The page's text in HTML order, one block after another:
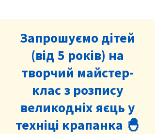
Запрошуємо дітей
(від 5 років) на
творчий майстер-
клас з розпису
великодніх яєць у
техніці крапанка 🐣